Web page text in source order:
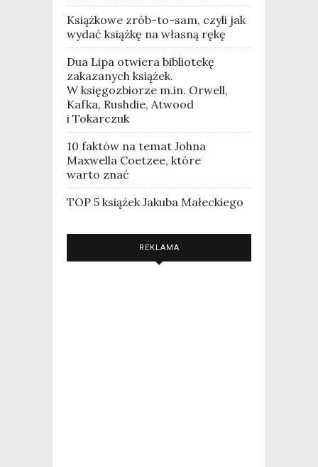
Książkowe zrób-to-sam, czyli jak
wydać książkę na własną rękę
Dua Lipa otwiera bibliotekę
zakazanych książek.
W księgozbiorze m.in. Orwell,
Kafka, Rushdie, Atwood
i Tokarczuk
10 faktów na temat Johna
Maxwella Coetzee, które
warto znać
TOP 5 książek Jakuba Małeckiego
REKLAMA